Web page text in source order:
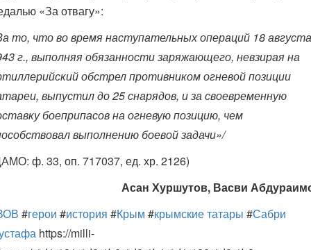
«За отвагу»:
то, что во время наступательных операций 18 августа
г., выполняя обязанности заряжающего, невзирая на
обстрел противником огневой позиции
выпустил до 25 снарядов, и за своевременную
боеприпасов на огневую позицию, чем
выполнению боевой задачи»/
ф. 33, оп. 717037, ед. хр. 2126)
Асан Хуршутов, Васви
#герои #история #Крым #крымские татары #Сабри
https://milli-